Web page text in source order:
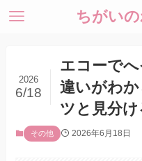
ちがい
エコーで
違いがわ
ツと見分
2026
6/18
その他 2026年6月18日